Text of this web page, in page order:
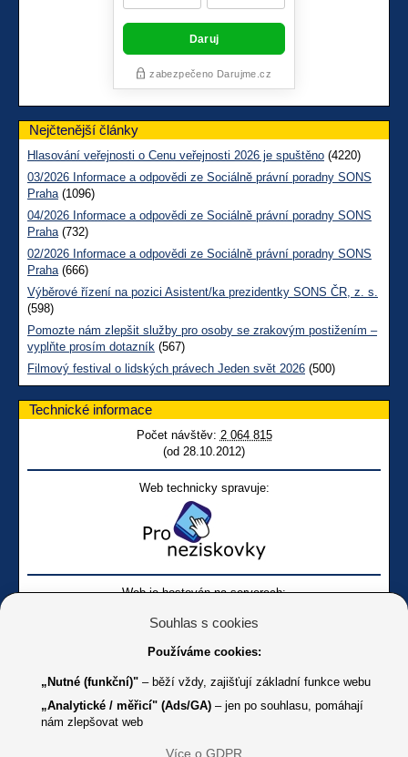
Nejčtenější články
Hlasování veřejnosti o Cenu veřejnosti 2026 je spuštěno (4220)
03/2026 Informace a odpovědi ze Sociálně právní poradny SONS
Praha(1096)
04/2026 Informace a odpovědi ze Sociálně právní poradny SONS
Praha(732)
02/2026 Informace a odpovědi ze Sociálně právní poradny SONS
Praha(666)
Výběrové řízení na pozici Asistent/ka prezidentky SONS ČR, z. s.
(598)
Pomozte nám zlepšit služby pro osoby se zrakovým postižením –
vyplňte prosím dotazník (567)
Filmový festival o lidských právech Jeden svět 2026 (500)
Technické informace
Počet návštěv: 2 064 815
(od 28.10.2012)
Web technicky spravuje:
Web je hostován na serverech:
Souhlas s cookies
Používáme cookies:
„Nutné (funkční)" – běží vždy, zajišťují základní funkce webu
„Analytické / měřicí" (Ads/GA) – jen po souhlasu, pomáhají
nám zlepšovat web
Více o GDPR